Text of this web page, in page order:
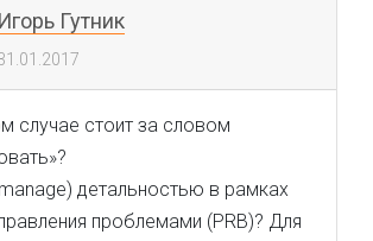
Игорь Гутник
случае стоит за словом
детальностью в рамках
проблемами (PRB)? Для